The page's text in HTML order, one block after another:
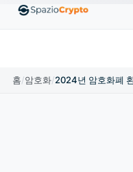
↑1.10% EthereumETHUS$1,880.58
홈/암호화/